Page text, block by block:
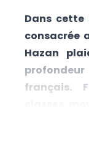
Dans cette
consacrée
Hazan
français.
classes